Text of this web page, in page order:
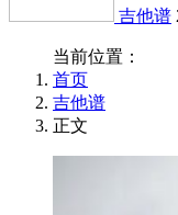
吉他谱
当前位置：
首页
吉他谱
正文